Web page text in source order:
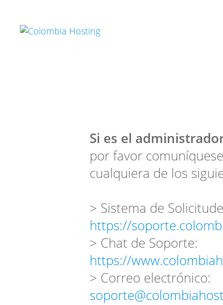
Si es el
por favor
cualquiera de los
> Sistema de
https://
> Chat de Soporte:
https://
> Correo electrónico: